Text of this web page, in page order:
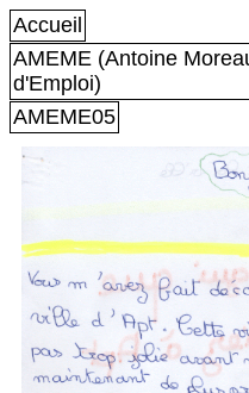
Accueil
AMEME (Antoine
d'Emploi)
AMEME05